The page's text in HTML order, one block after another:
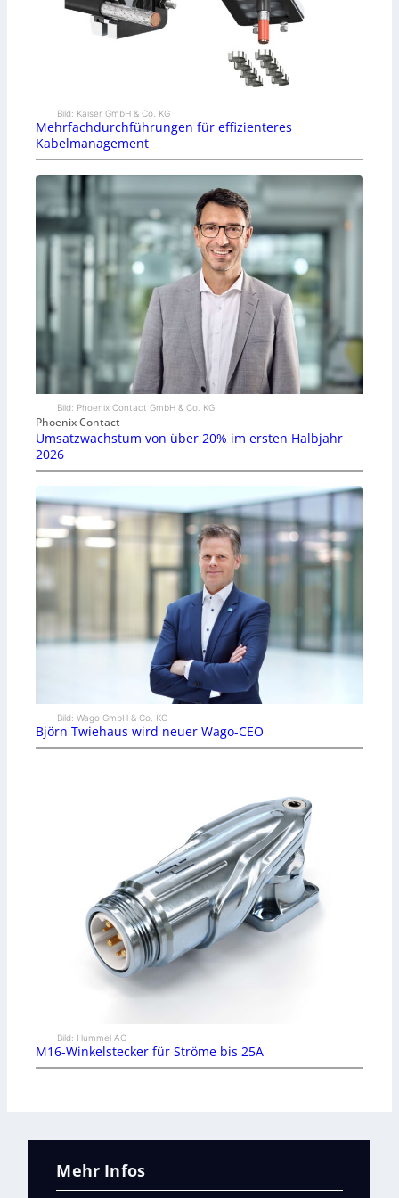
Bild: Kaiser GmbH & Co. KG
Mehrfachdurchführungen für effizienteres
Kabelmanagement
Bild: Phoenix Contact GmbH & Co. KG
Phoenix Contact
Umsatzwachstum von über 20% im ersten Halbjahr
2026
Bild: Wago GmbH & Co. KG
Björn Twiehaus wird neuer Wago-CEO
Bild: Hummel AG
M16-Winkelstecker für Ströme bis 25A
Mehr Infos